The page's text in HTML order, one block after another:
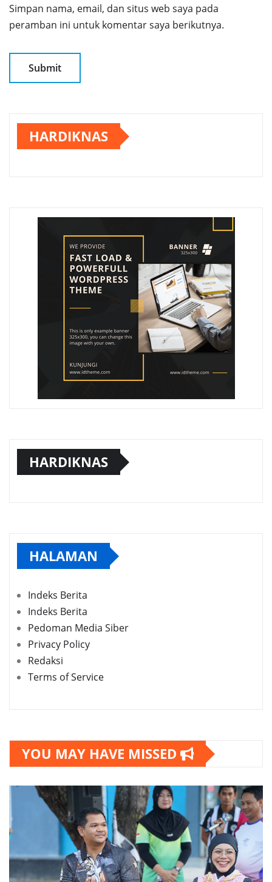
Simpan nama, email, dan situs web saya pada
peramban ini untuk komentar saya berikutnya.
HARDIKNAS
HARDIKNAS
HALAMAN
Indeks Berita
Indeks Berita
Pedoman Media Siber
Privacy Policy
Redaksi
Terms of Service
YOU MAY HAVE MISSED